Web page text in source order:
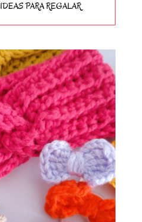
PARA REGALAR